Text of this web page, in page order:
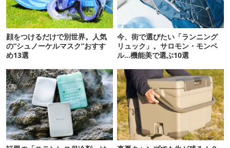
顔をつけるだけで別世界。人気
の“シュノーケルマスク”おすす
め13選
今、街で選びたい「ランニング
リュック」。サロモン・モンベ
ル…機能美で選ぶ10選